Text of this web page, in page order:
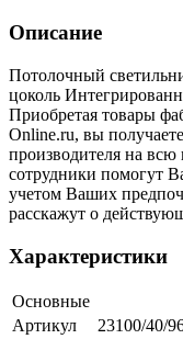
Описание
Потолочный
цоколь
Приобретая товары
Online.ru, вы
производителя на
сотрудники помогут
учетом Ваших
расскажут о
Характеристики
Основные
Артикул
23100/40/